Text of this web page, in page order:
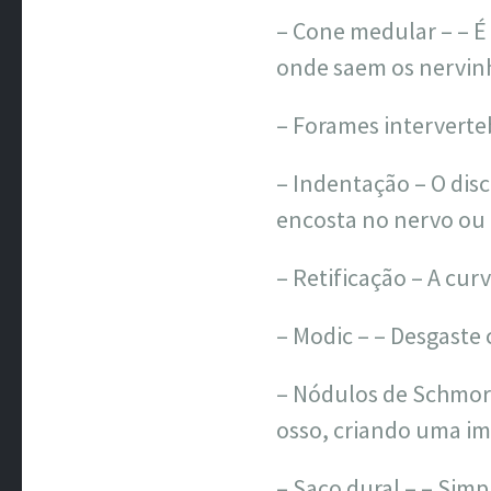
– Cone medular – –
onde saem os
– Forames
– Indentação – O
encosta no nervo
– Retificação – A
– Modic – –
– Nódulos de
osso, criando uma